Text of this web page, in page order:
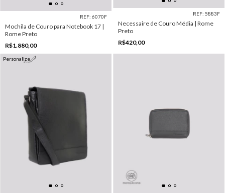
REF: 6070F
Mochila de Couro para Notebook 17 |
Rome Preto
R$1.880,00
REF: 5883F
Necessaire de Couro Média | Rome
Preto
R$420,00
Personalize